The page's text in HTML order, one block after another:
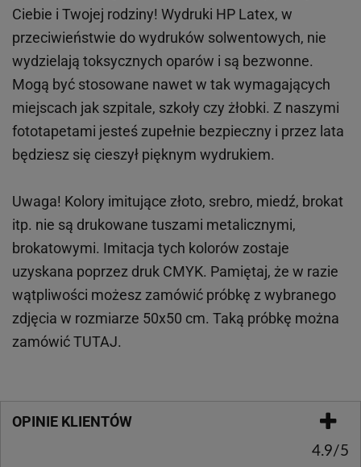
Ciebie i Twojej rodziny! Wydruki HP Latex, w
przeciwieństwie do wydruków solwentowych, nie
wydzielają toksycznych oparów i są bezwonne.
Mogą być stosowane nawet w tak wymagających
miejscach jak szpitale, szkoły czy żłobki. Z naszymi
fototapetami jesteś zupełnie bezpieczny i przez lata
będziesz się cieszył pięknym wydrukiem.
Uwaga! Kolory imitujące złoto, srebro, miedź, brokat
itp. nie są drukowane tuszami metalicznymi,
brokatowymi. Imitacja tych kolorów zostaje
uzyskana poprzez druk CMYK. Pamiętaj, że w razie
wątpliwości możesz zamówić próbkę z wybranego
zdjęcia w rozmiarze 50x50 cm. Taką próbkę można
zamówićTUTAJ.
OPINIE KLIENTÓW
4.9/5